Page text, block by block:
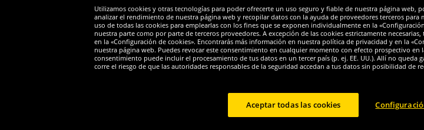
Widerruf
Utilizamos cookies y otras tecnologías para poder ofrecerte un uso seguro y fiable de nuestra página
analizar el rendimiento de nuestra página web y recopilar datos con la ayuda de proveedores terceros
uso de todas las cookies para emplearlas con los fines que se exponen individualmente en la
nuestra parte como por parte de terceros proveedores. A excepción de las cookies estrictamente
en la «Configuración de cookies». Encontrarás más información en nuestra política de privacidad y en la
nuestra página web. Puedes revocar este consentimiento en cualquier momento con efecto prospectivo
consentimiento puede incluir el procesamiento de tus datos en un tercer país (p. ej. EE. UU.). Allí no queda
corre el riesgo de que las autoridades responsables de la seguridad accedan a tus datos sin posibilidad de
Aceptar todas las cookies